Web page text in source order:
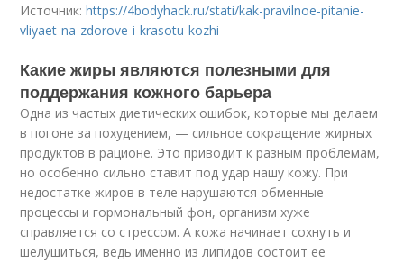
Источник:https://4bodyhack.ru/stati/kak-pravilnoe-pitanie-
vliyaet-na-zdorove-i-krasotu-kozhi
Какие жиры являются полезными для
поддержания кожного барьера
Одна из частых диетических ошибок, которые мы делаем
в погоне за похудением, — сильное сокращение жирных
продуктов в рационе. Это приводит к разным проблемам,
но особенно сильно ставит под удар нашу кожу. При
недостатке жиров в теле нарушаются обменные
процессы и гормональный фон, организм хуже
справляется со стрессом. А кожа начинает сохнуть и
шелушиться, ведь именно из липидов состоит ее